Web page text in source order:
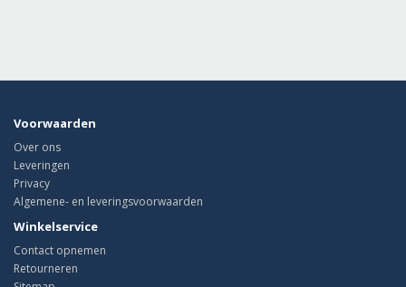
Voorwaarden
Over ons
Leveringen
Privacy
Algemene- en leveringsvoorwaarden
Winkelservice
Contact opnemen
Retourneren